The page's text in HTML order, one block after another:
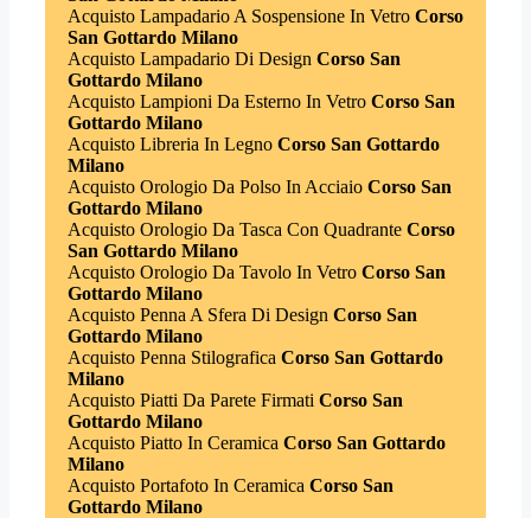
Acquisto Lampadario A Sospensione In VetroCorso
San Gottardo Milano
Acquisto Lampadario Di Design Corso San
Gottardo Milano
Acquisto Lampioni Da Esterno In VetroCorso San
Gottardo Milano
Acquisto Libreria In LegnoCorso San Gottardo
Milano
Acquisto Orologio Da Polso In AcciaioCorso San
Gottardo Milano
Acquisto Orologio Da Tasca Con QuadranteCorso
San Gottardo Milano
Acquisto Orologio Da Tavolo In VetroCorso San
Gottardo Milano
Acquisto Penna A Sfera Di Design Corso San
Gottardo Milano
Acquisto Penna Stilografica Corso San Gottardo
Milano
Acquisto Piatti Da Parete Firmati Corso San
Gottardo Milano
Acquisto Piatto In Ceramica Corso San Gottardo
Milano
Acquisto Portafoto In Ceramica Corso San
Gottardo Milano